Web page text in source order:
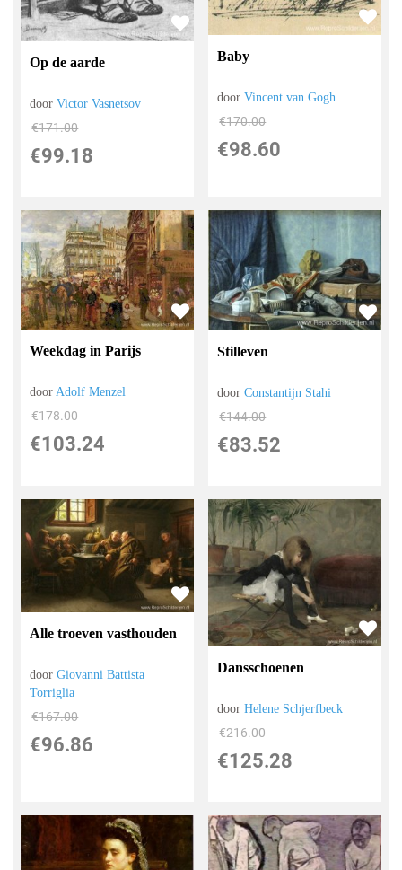
Op de aarde
doorVictor Vasnetsov
€171.00
€99.18
Baby
doorVincent van Gogh
€170.00
€98.60
Weekdag in Parijs
doorAdolf Menzel
€178.00
€103.24
Stilleven
doorConstantijn Stahi
€144.00
€83.52
Alle troeven vasthouden
doorGiovanni Battista
Torriglia
€167.00
€96.86
Dansschoenen
doorHelene Schjerfbeck
€216.00
€125.28